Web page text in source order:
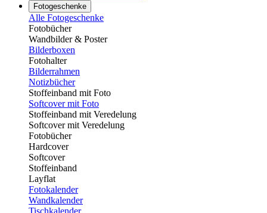
Fotogeschenke
Alle Fotogeschenke
Fotobücher
Wandbilder & Poster
Bilderboxen
Fotohalter
Bilderrahmen
Notizbücher
Stoffeinband mit Foto
Softcover mit Foto
Stoffeinband mit Veredelung
Softcover mit Veredelung
Fotobücher
Hardcover
Softcover
Stoffeinband
Layflat
Fotokalender
Wandkalender
Tischkalender